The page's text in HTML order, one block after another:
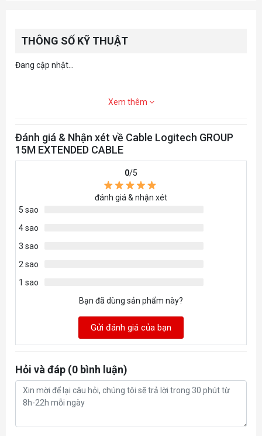
THÔNG SỐ KỸ THUẬT
Đang cập nhật...
Xem thêm
Đánh giá & Nhận xét về Cable Logitech GROUP
15M EXTENDED CABLE
0/5
đánh giá & nhận xét
5 sao
4 sao
3 sao
2 sao
1 sao
Bạn đã dùng sản phẩm này?
Gửi đánh giá của bạn
Hỏi và đáp (0 bình luận)